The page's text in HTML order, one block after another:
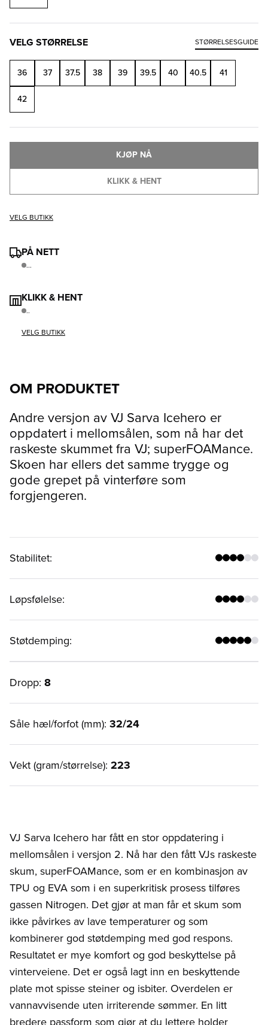
VELG STØRRELSE STØRRELSESGUIDE
36 37 37.5 38 39 39.5 40 40.5 41
42
KLIKK & HENT
KJØP NÅ
VELG BUTIKK
PÅ NETT
...
KLIKK & HENT
..
VELG BUTIKK
OM PRODUKTET
Andre versjon av VJ Sarva Icehero er
oppdatert i mellomsålen, som nå har det
raskeste skummet fra VJ; superFOAMance.
Skoen har ellers det samme trygge og
gode grepet på vinterføre som
forgjengeren.
Stabilitet:
Løpsfølelse:
Støtdemping:
Dropp: 8
Såle hæl/forfot (mm): 32/24
Vekt (gram/størrelse): 223
VJ Sarva Icehero har fått en stor oppdatering i
mellomsålen i versjon 2. Nå har den fått VJs raskeste
skum, superFOAMance, som er en kombinasjon av
TPU og EVA som i en superkritisk prosess tilføres
gassen Nitrogen. Det gjør at man får et skum som
ikke påvirkes av lave temperaturer og som
kombinerer god støtdemping med god respons.
Resultatet er mye komfort og god beskyttelse på
vinterveiene. Det er også lagt inn en beskyttende
plate mot spisse steiner og isbiter. Overdelen er
vannavvisende uten irriterende sømmer. En litt
bredere passform som gjør at du lettere holder